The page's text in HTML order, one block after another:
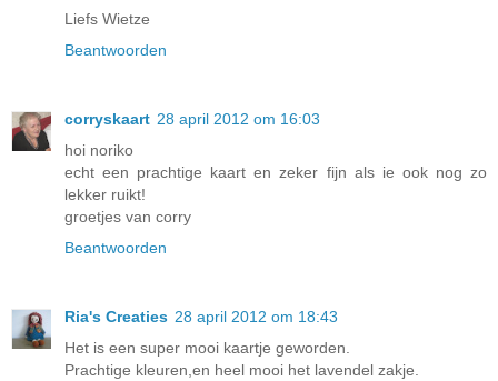
Liefs Wietze
Beantwoorden
corryskaart 28 april 2012 om 16:03
hoi noriko
echt een prachtige kaart en zeker fijn als ie ook nog zo
lekker ruikt!
groetjes van corry
Beantwoorden
Ria's Creaties 28 april 2012 om 18:43
Het is een super mooi kaartje geworden.
Prachtige kleuren,en heel mooi het lavendel zakje.